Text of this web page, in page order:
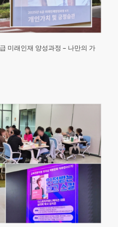
미래인재 양성과정 – 나만의 가